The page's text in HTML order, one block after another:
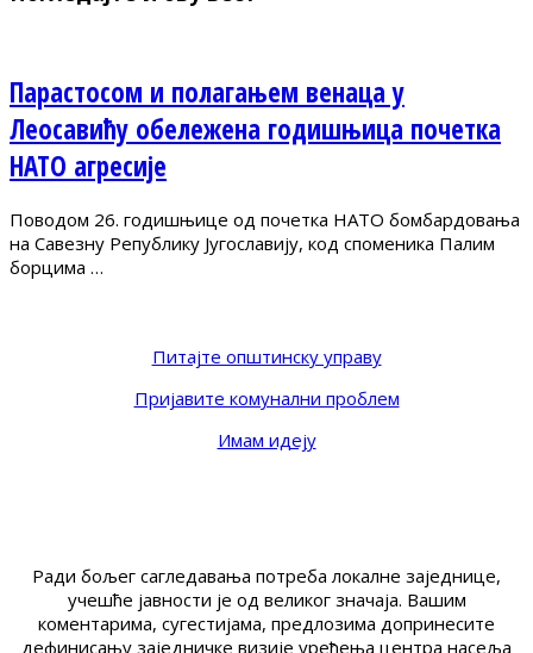
Парастосом и полагањем венаца у
Леосавићу обележена годишњица почетка
НАТО агресије
Поводом 26. годишњице од почетка НАТО бомбардовања
на Савезну Републику Југославију, код споменика Палим
борцима …
Питајте општинску управу
Пријавите комунални проблем
Имам идеју
Ради бољег сагледавања потреба локалне заједнице,
учешће јавности је од великог значаја. Вашим
коментарима, сугестијама, предлозима допринесите
дефинисању заједничке визије уређења центра насеља